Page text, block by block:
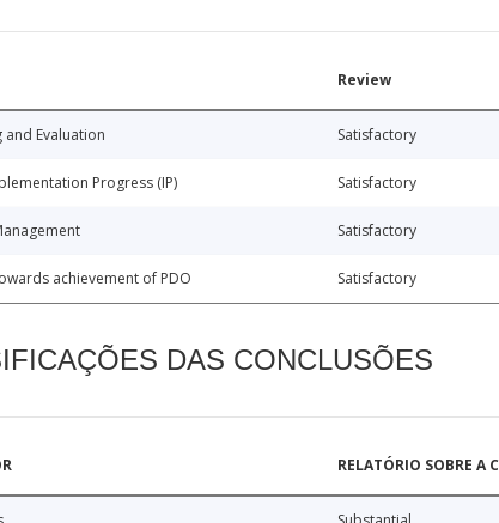
Review
Evaluation Satisfactory
Progress (IP) Satisfactory
Satisfactory
achievement of PDO Satisfactory
DAS CONCLUSÕES
RELATÓRIO SOBRE A